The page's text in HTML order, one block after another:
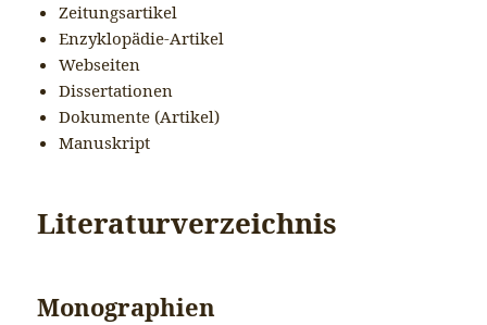
Zeitungsartikel
Enzyklopädie-Artikel
Webseiten
Dissertationen
Dokumente (Artikel)
Manuskript
Literaturverzeichnis
Monographien